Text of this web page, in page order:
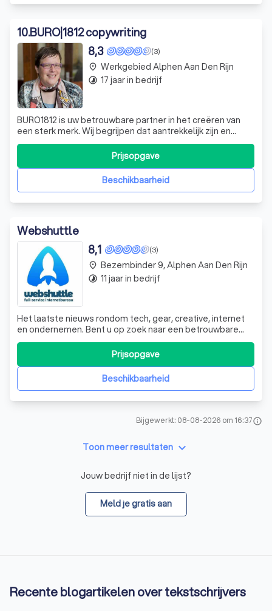
10.BURO|1812 copywriting
(3)
8,3
BURO1812 is uw betrouwbare partner in het creëren van
een sterk merk. Wij begrijpen dat aantrekkelijk zijn en
blijven voor alle belanghebbenden cruciaal is voor uw
bedrijf. Daarom helpen wij u om mensen te overtuigen dat
ze hun eigen doelen kunnen realiseren door voor u te
kiezen. Wij geloven dat geBeschikbaarheid
Prijsopgave
place Werkgebied Alphen Aan Den Rijn
timelapse 17 jaar in bedrijf
Webshuttle
(3)
8,1
Het laatste nieuws rondom tech, gear, creative, internet
en ondernemen. Bent u op zoek naar een betrouwbare
partner die u kan voorzien van een complete website? Bij
Webshuttle verzorgen wij uw complete website tegen
een aantrekkelijk tarief. U heeft nu al een complete
website vanaf 250 euro!Beschikbaarheid
Prijsopgave
place Bezembinder 9, Alphen Aan Den Rijn
timelapse 11 jaar in bedrijf
Bijgewerkt: 08-08-2026 om 16:37info
Toon meer resultaten keyboard_arrow_down
Jouw bedrijf niet in de lijst?
Meld je gratis aan
Recente blogartikelen over tekstschrijvers